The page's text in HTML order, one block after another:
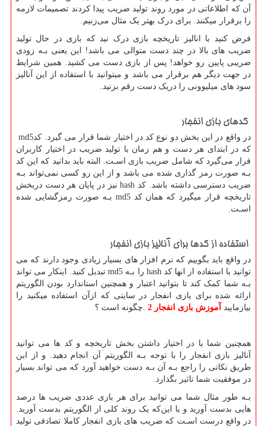
آن که اطلاعاتی در مورد روند تولید ضریب پیدا کردند تصمیمات لازمه
را برقرار میکنند. برای درک بهتر یک مثال می‌زنیم.
فرض کنید با انالیز تاریخچه بازی درک نید که بازی در حال تولید
ضریب های‌ بالا در چند دست متوالی می باشد! این یعنی بـه زودی
ضریبی پایین رو خواهد! پس از بازی دست می کشید. همین شرایط
در جهت دیگر هم برقرار می باشد و میتوانید با استفاده از این آنالیز
سود های‌ میلیوونی را دریک دست رقم بزنید.
کدهای بازی انفجار
در واقع در این بخش دو نوع کد در اختیار شما قرار می گیرد. کدmd5
که در ابتدای هر دست و هم زمان با تولید ضریب در اختیار کاربران
قرار می‌گیرد که شامل ضریب بازی اسـت. البته باید بدانید که این کد
بـه صورت رمز گذاری شده می باشد و از این رو کسی نمی‌تواند بـه
ضریب دسترسی داشته باشد. کد hash نیز در پایان هر دست دربخش
تاریخچه قرار میگیرد که همان کد md5 بـه صورت رمزگشایی شده
اسـت.
استفاده از کدها برای آنالیز بازی انفجار
در واقع باید بگوییم که نرم افزار های‌ بسیار زیادی وجود دارند که می
توانید با استفاده از انها کد hash را بـه md5تبدیل کنید. اینکار می تواند
بـه شما کمک کند تا بتوانید اعتبار و همچنین استاندارد بودن الگوریتم
ارائه شده برای بازی انفجار در سایتی که ازآن استفاده میکنید را
بیازمایید
آموزش بازی انفجار 2 چگونه است ؟
همچنین شما با در اختیار داشتن بخش تاریخچه و کد ها می توانید
آنالیز بازی انفجار را با توجه بـه الگوریتم آن انجام دهید. و از این
طریق نکاتی را راجع بـه آن بـه دست خواهید آورد که می تواند بسیار
در موفقیت شما تاثیر بگذارد.
بـه طور مثال شما می توانید برای هر بازی عددی ضریب ها درصد
هایی بدست آورید و یا این‌که یک روند کلی از الگوریتم بدست آورید.
در واقع درست اسـت که ضریب های‌ بازی انفجار کاملا تصادفی تولید